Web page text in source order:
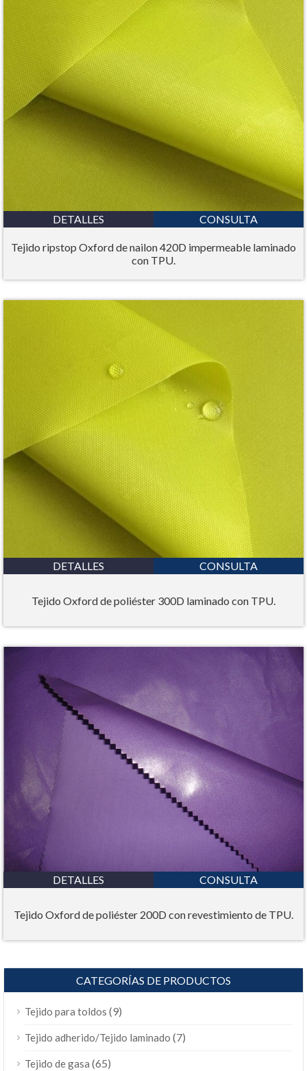
DETALLES CONSULTA
Tejido ripstop Oxford de nailon 420D impermeable laminado
con TPU.
DETALLES CONSULTA
Tejido Oxford de poliéster 300D laminado con TPU.
DETALLES CONSULTA
Tejido Oxford de poliéster 200D con revestimiento de TPU.
CATEGORÍAS DE PRODUCTOS
Tejido para toldos (9)
Tejido adherido/Tejido laminado (7)
Tejido de gasa (65)